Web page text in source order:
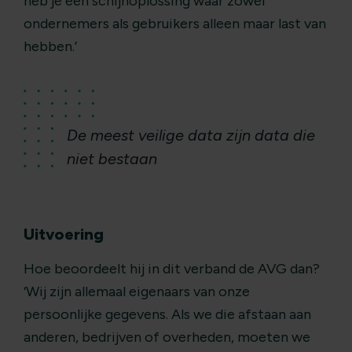
ondernemers als gebruikers alleen maar last van
hebben.’
De meest veilige data zijn data die
niet bestaan
Uitvoering
Hoe beoordeelt hij in dit verband de AVG dan?
‘Wij zijn allemaal eigenaars van onze
persoonlijke gegevens. Als we die afstaan aan
anderen, bedrijven of overheden, moeten we